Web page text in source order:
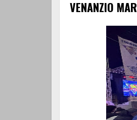
VENANZIO